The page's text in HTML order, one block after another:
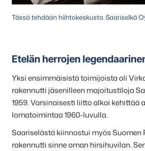
Tässä tehdään hiihtokeskusta. Saariselkä
Etelän herrojen
Yksi ensimmäisistä toimijoista oli
rakennutti jäsenilleen majoitustiloja
1959. Varsinaisesti liitto alkoi kehittää
lomatoimintaa 1960-luvulla.
Saariselästä kiinnostui myös Suomen
rakennutti sinne oman hirsihuvilan.